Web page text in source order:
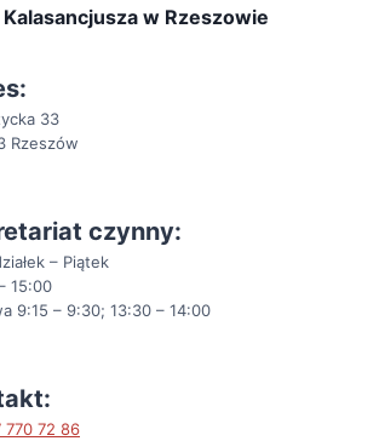
w Rzeszowie
33
Rzeszów
czynny:
– Piątek
15:00
9:15 – 9:30; 13:30 – 14:00
770 72 86